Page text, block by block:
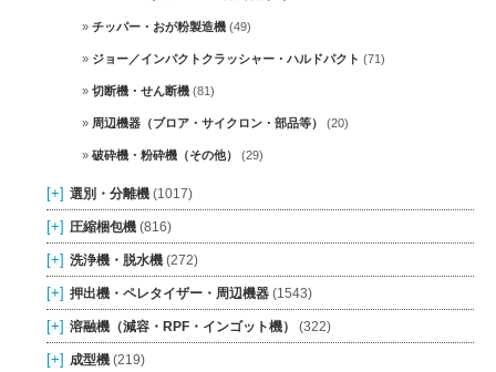
チッパー・おが粉製造機 (49)
ジョー／インパクトクラッシャー・ハルドパクト (71)
切断機・せん断機 (81)
周辺機器（ブロア・サイクロン・部品等） (20)
破砕機・粉砕機（その他） (29)
[+] 選別・分離機 (1017)
[+] 圧縮梱包機 (816)
[+] 洗浄機・脱水機 (272)
[+] 押出機・ペレタイザー・周辺機器 (1543)
[+] 溶融機（減容・RPF・インゴット機） (322)
[+] 成型機 (219)